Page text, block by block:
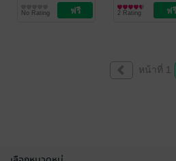
/ I SHOOT FILM
MAGAZINE
นิตยสารผู้ชาย
No Rating
Review
/ I SHOOT FILM
MAGAZINE
นิตยสารผู้ชาย
2 Rating
หน้าที่ 1